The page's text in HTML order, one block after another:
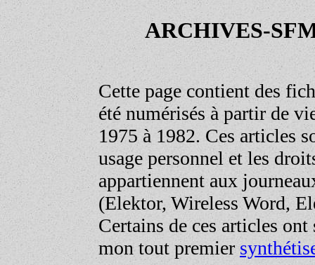
ARCHIVES-
Cette page contient des
été numérisés à partir de
1975 à 1982. Ces articles
usage personnel et les
appartiennent aux
(Elektor, Wireless Word,
Certains de ces articles
mon tout premier